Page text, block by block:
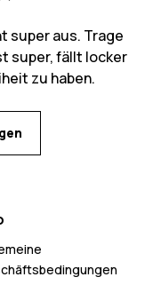
super aus. Trage
super, fällt locker
zu haben.